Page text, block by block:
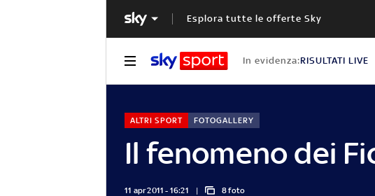
Esplora tutte le offerte Sky
In evidenza:RISULTATI LIVE
Il fenomeno dei
ALTRI SPORT FOTOGALLERY
11 apr 2011 - 16:21 8 foto